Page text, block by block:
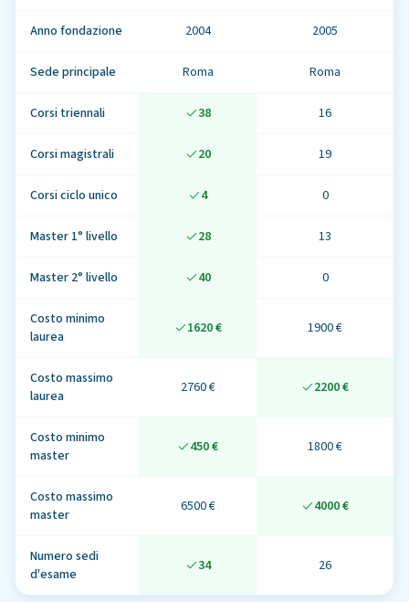
Anno fondazione 2004 2005
Sede principale Roma Roma
Corsi triennali 38 16
Corsi magistrali 20 19
Corsi ciclo unico 4 0
Master 1° livello 28 13
Master 2° livello 40 0
Costo minimo
laurea
1620 € 1900 €
Costo massimo
laurea
2760 € 2200 €
Costo minimo
master
450 € 1800 €
Costo massimo
master
6500 € 4000 €
Numero sedi
d'esame
34 26